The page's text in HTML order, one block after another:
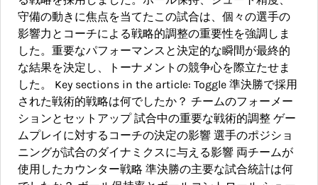
守備の動きに焦点を当てたこの試合は、個々の選手の
影響力とコーチによる戦略的調整の重要性を強調しま
した。重要なパフォーマンスと決定的な瞬間が最終的
な結果を決定し、トーナメントの競争心を際立たせま
した。 Key sections in the article: Toggle 準決勝で採用
された戦術的戦略は何でしたか？ チームのフォーメー
ションとセットアップ 試合中の重要な戦術的調整 ゲー
ムプレイに対するコーチの決定の影響 選手のポジショ
ニングが試合のダイナミクスに与える影響 両チームが
使用したカウンター戦略 準決勝の主要な試合統計は何